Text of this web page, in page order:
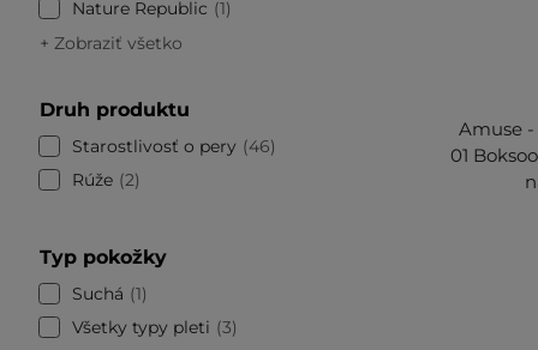
Nature Republic
1
+ Zobraziť všetko
Druh produktu
Starostlivosť o pery
46
Rúže 2
Typ pokožky
Suchá
1
Všetky typy pleti
3
Amuse
01